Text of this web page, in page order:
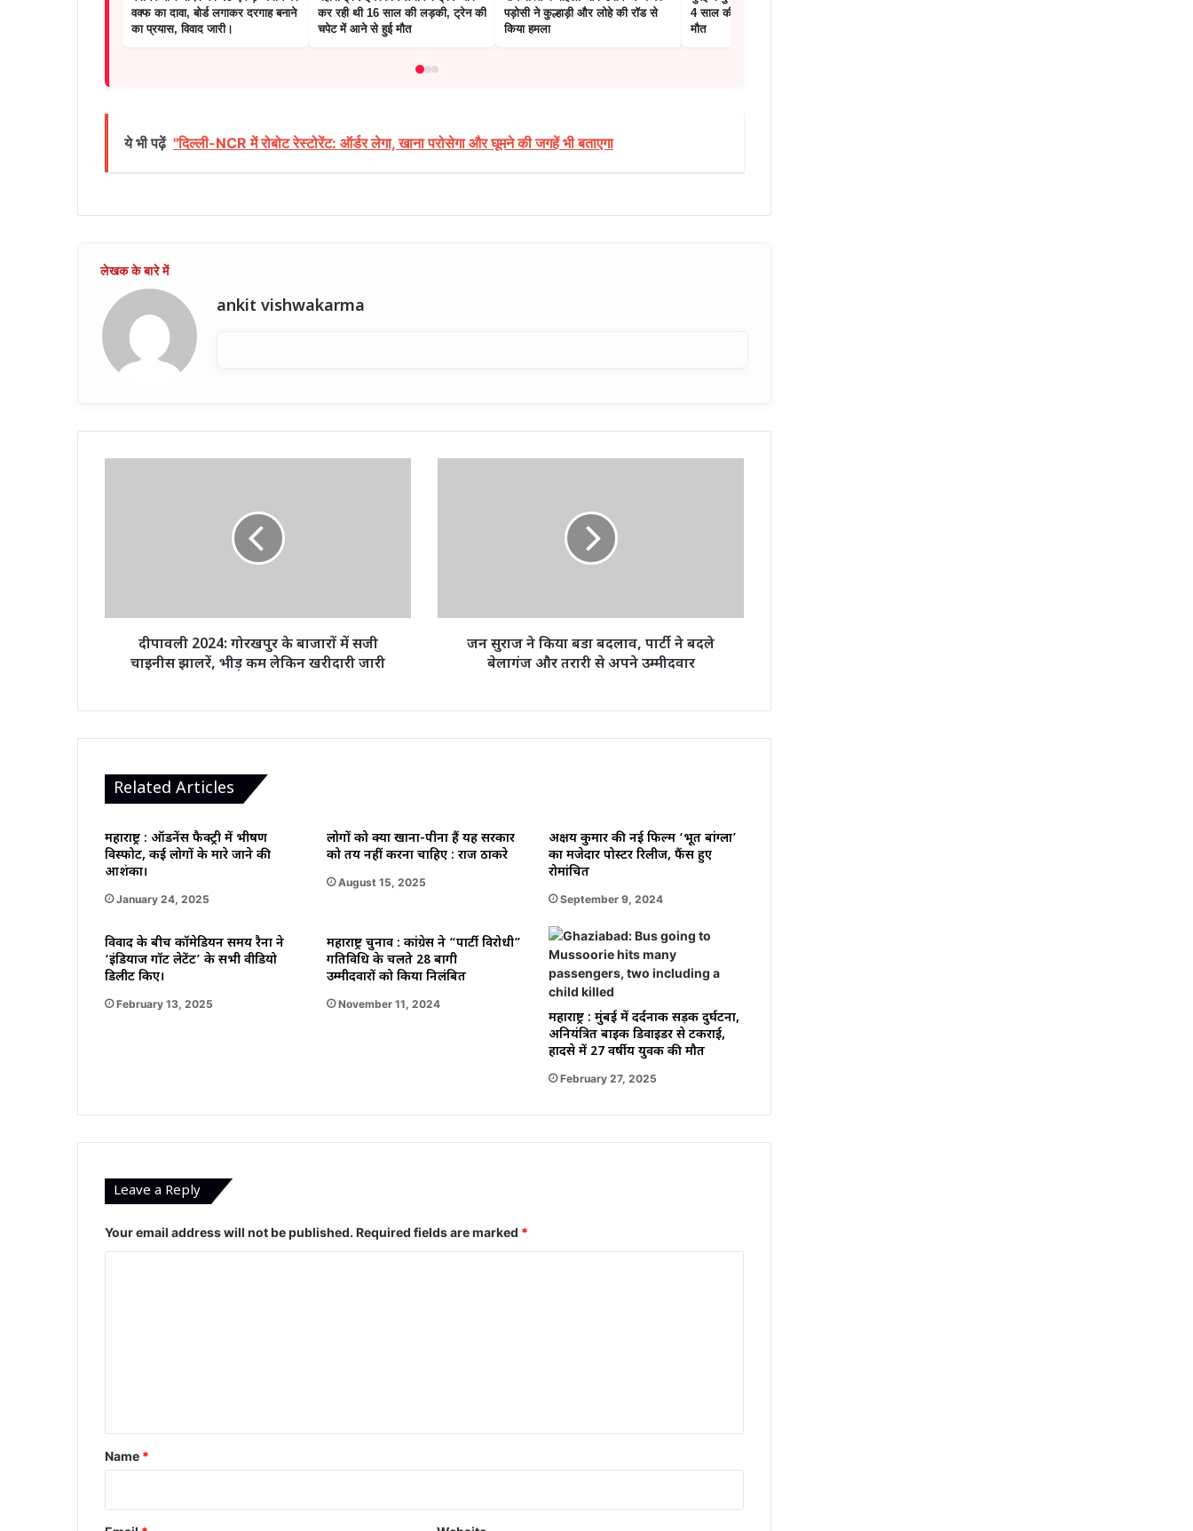
वक्फ का दावा, बोर्ड लगाकर दरगाह बनाने
का प्रयास, विवाद जारी।
कर रही थी 16 साल की लड़की, ट्रेन की
चपेट में आने से हुई मौत
पड़ोसी ने कुल्हाड़ी और लोहे की रॉड से
किया हमला
4 साल की मासूम, कुछ ही पलों में हो गई
मौत
ये भी पढ़ें "दिल्ली-NCR में रोबोट रेस्टोरेंट: ऑर्डर लेगा, खाना परोसेगा और घूमने की जगहें भी बताएगा
ankit vishwakarma
झालरें,
जारी
दीपावली 2024: गोरखपुर के बाजारों में सजी
चाइनीस झालरें, भीड़ कम लेकिन खरीदारी जारी
बदले
अपने
जन सुराज ने किया बडा बदलाव, पार्टी ने बदले
बेलागंज और तरारी से अपने उम्मीदवार
Related Articles
महाराष्ट्र : ऑर्डिनेंस फैक्ट्री में भीषण
विस्फोट, कई लोगों के मारे जाने की
आशंका।
January 24, 2025
लोगों को क्या खाना-पीना हैं यह सरकार
को तय नहीं करना चाहिए : राज ठाकरे
August 15, 2025
अक्षय कुमार की नई फिल्म ‘भूत बांग्ला’
का मजेदार पोस्टर रिलीज, फैंस हुए
रोमांचित
September 9, 2024
विवाद के बीच कॉमेडियन समय रैना ने
‘इंडियाज गॉट लेटेंट’ के सभी वीडियो
डिलीट किए।
February 13, 2025
महाराष्ट्र चुनाव : कांग्रेस ने “पार्टी विरोधी”
गतिविधि के चलते 28 बागी
उम्मीदवारों को किया निलंबित
November 11, 2024
महाराष्ट्र : मुंबई में दर्दनाक सड़क दुर्घटना,
अनियंत्रित बाइक डिवाइडर से टकराई,
हादसे में 27 वर्षीय युवक की मौत
February 27, 2025
Leave a Reply
Your email address will not be published. Required fields are marked *
*
Name *